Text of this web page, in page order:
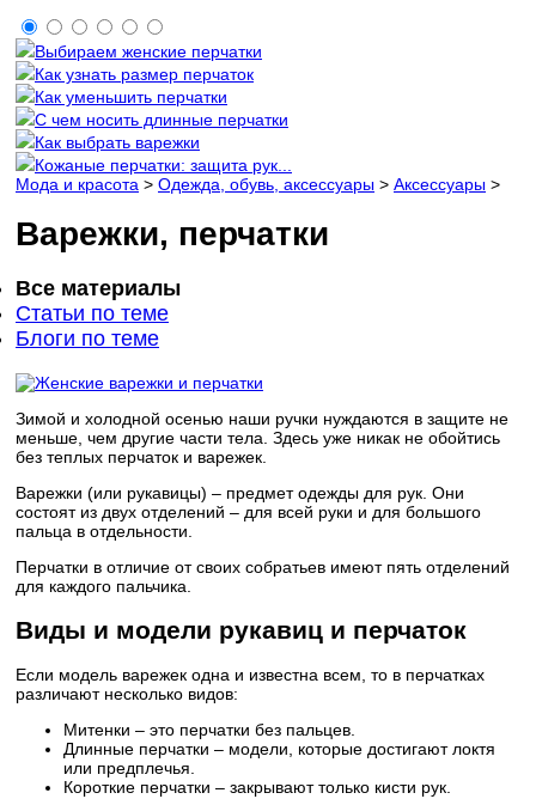
Выбираем женские перчатки
Как узнать размер перчаток
Как уменьшить перчатки
С чем носить длинные перчатки
Как выбрать варежки
Кожаные перчатки: защита рук...
Мода и красота > Одежда, обувь, аксессуары > Аксессуары >
Варежки, перчатки
Все материалы
Статьи по теме
Блоги по теме
Зимой и холодной осенью наши ручки нуждаются в защите не
меньше, чем другие части тела. Здесь уже никак не обойтись
без теплых перчаток и варежек.
Варежки (или рукавицы) – предмет одежды для рук. Они
состоят из двух отделений – для всей руки и для большого
пальца в отдельности.
Перчатки в отличие от своих собратьев имеют пять отделений
для каждого пальчика.
Виды и модели рукавиц и перчаток
Если модель варежек одна и известна всем, то в перчатках
различают несколько видов:
Митенки – это перчатки без пальцев.
Длинные перчатки – модели, которые достигают локтя
или предплечья.
Короткие перчатки – закрывают только кисти рук.